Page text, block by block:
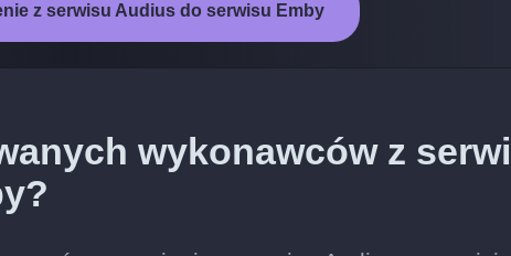
z serwisu Audius do serwisu Emby
wykonawców z